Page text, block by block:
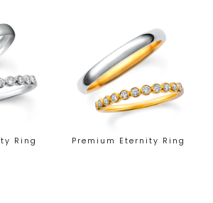
Ring Premium Eternity Ring